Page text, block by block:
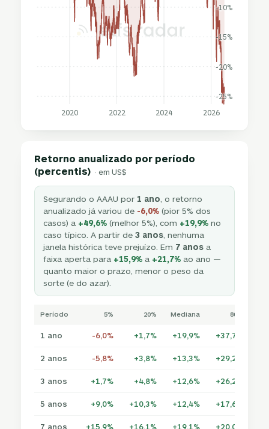
-25%
-20%
-15%
-10%
2020 2022 2024 2026
Retorno anualizado por período
(percentis) · em US$
Segurando o AAAU por 1 ano , o retorno
anualizado já variou de -6,0% (pior 5% dos
casos) a +49,6% (melhor 5%), com +19,9% no
caso típico. A partir de3 anos , nenhuma
janela histórica teve prejuízo. Em 7 anos a
faixa aperta para +15,9% a +21,7% ao ano —
quanto maior o prazo, menor o peso da
sorte (e do azar).
Período 5% 20% Mediana 80%
1 ano -6,0% +1,7% +19,9% +37,7%
2 anos -5,8% +3,8% +13,3% +29,2%
3 anos +1,7% +4,8% +12,6% +26,2%
5 anos +9,0% +10,3% +12,4% +17,6%
7 anos +15,9% +16,1% +19,1% +20,0%